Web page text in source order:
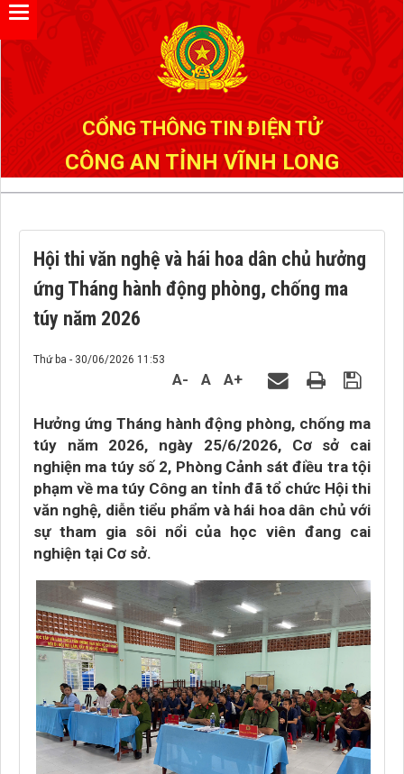
CỔNG THÔNG TIN ĐIỆN TỬ
CÔNG AN TỈNH VĨNH LONG
Hội thi văn nghệ và hái hoa dân chủ hưởng
ứng Tháng hành động phòng, chống ma
túy năm 2026
Thứ ba - 30/06/2026 11:53
A- A A+
Hưởng ứng Tháng hành động phòng, chống ma
túy năm 2026, ngày 25/6/2026, Cơ sở cai
nghiện ma túy số 2, Phòng Cảnh sát điều tra tội
phạm về ma túy Công an tỉnh đã tổ chức Hội thi
văn nghệ, diễn tiểu phẩm và hái hoa dân chủ với
sự tham gia sôi nổi của học viên đang cai
nghiện tại Cơ sở.